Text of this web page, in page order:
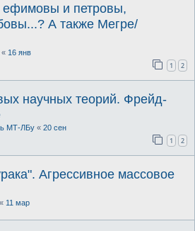
и петровы,
А также Мегре/
« 16 янв
1 2
научных теорий. Фрейд-
МТ-ЛБу « 20 сен
1 2
Агрессивное массовое
« 11 мар